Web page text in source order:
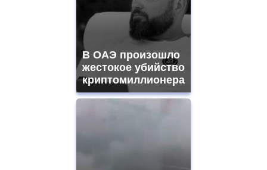
В ОАЭ произошло
жестокое убийство
криптомиллионера